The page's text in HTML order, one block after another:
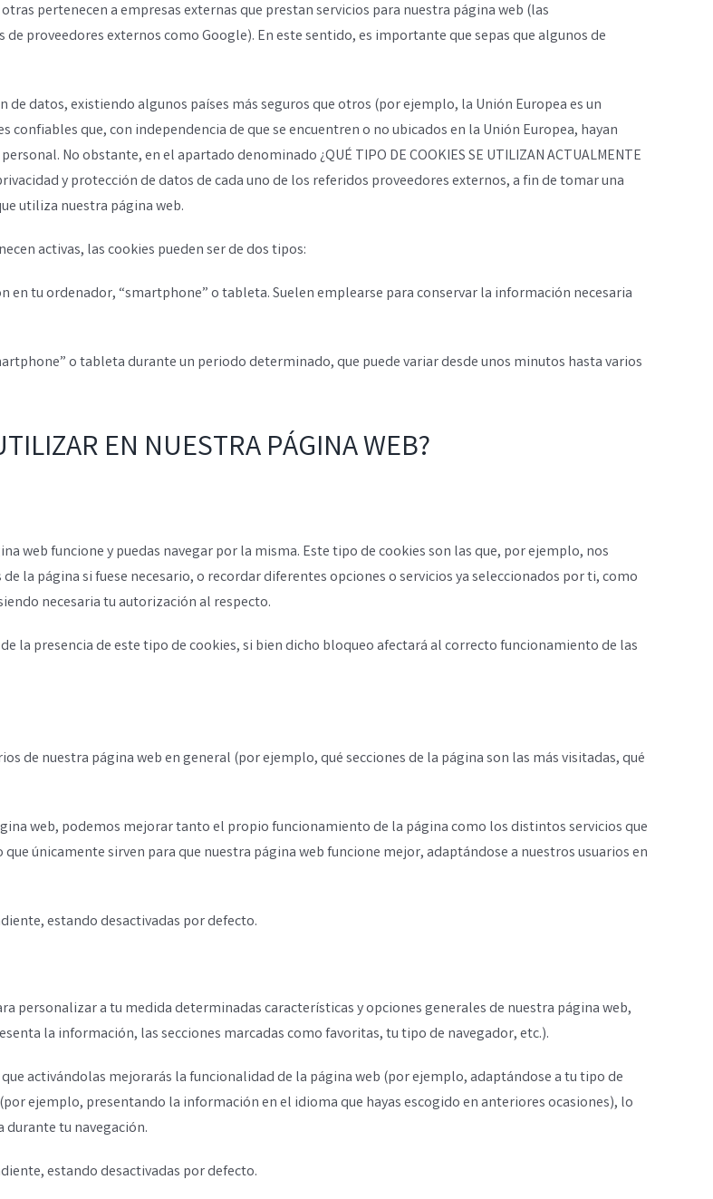
pertenecen a empresas externas que prestan servicios para nuestra página web (las
proveedores externos como Google). En este sentido, es importante que sepas que algunos de
datos, existiendo algunos países más seguros que otros (por ejemplo, la Unión Europea es un
que, con independencia de que se encuentren o no ubicados en la Unión Europea, hayan
No obstante, en el apartado denominado ¿QUÉ TIPO DE COOKIES SE UTILIZAN ACTUALMENTE
y protección de datos de cada uno de los referidos proveedores externos, a fin de tomar una
utiliza nuestra página web.
activas, las cookies pueden ser de dos tipos:
tu ordenador, “smartphone” o tableta. Suelen emplearse para conservar la información necesaria
o tableta durante un periodo determinado, que puede variar desde unos minutos hasta varios
EN NUESTRA PÁGINA WEB?
web funcione y puedas navegar por la misma. Este tipo de cookies son las que, por ejemplo, nos
la página si fuese necesario, o recordar diferentes opciones o servicios ya seleccionados por ti, como
necesaria tu autorización al respecto.
la presencia de este tipo de cookies, si bien dicho bloqueo afectará al correcto funcionamiento de las
de nuestra página web en general (por ejemplo, qué secciones de la página son las más visitadas, qué
web, podemos mejorar tanto el propio funcionamiento de la página como los distintos servicios que
únicamente sirven para que nuestra página web funcione mejor, adaptándose a nuestros usuarios en
estando desactivadas por defecto.
personalizar a tu medida determinadas características y opciones generales de nuestra página web,
la información, las secciones marcadas como favoritas, tu tipo de navegador, etc.).
activándolas mejorarás la funcionalidad de la página web (por ejemplo, adaptándose a tu tipo de
ejemplo, presentando la información en el idioma que hayas escogido en anteriores ocasiones), lo
tu navegación.
estando desactivadas por defecto.